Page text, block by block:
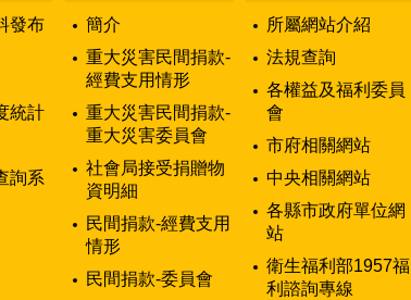
發布
統計
詢系
簡介
重大災害民間捐款-
經費支用情形
重大災害民間捐款-
重大災害委員會
社會局接受捐贈物
資明細
民間捐款-經費支用
情形
民間捐款-委員會
所屬網站介紹
法規查詢
各權益及福利委員
會
市府相關網站
中央相關網站
各縣市政府單位網
站
衛生福利部1957福
利諮詢專線